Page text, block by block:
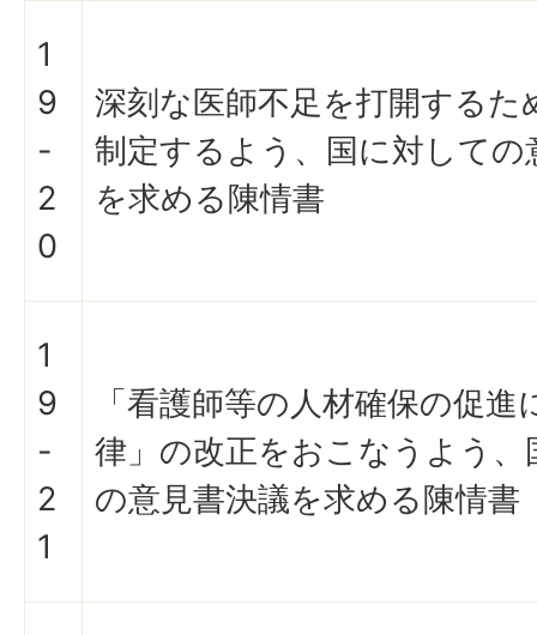
1
9
-
2
0
深刻な医師不足を打開するた
制定するよう、国に対しての
を求める陳情書
1
9
-
2
1
「看護師等の人材確保の促進
律」の改正をおこなうよう、
の意見書決議を求める陳情書